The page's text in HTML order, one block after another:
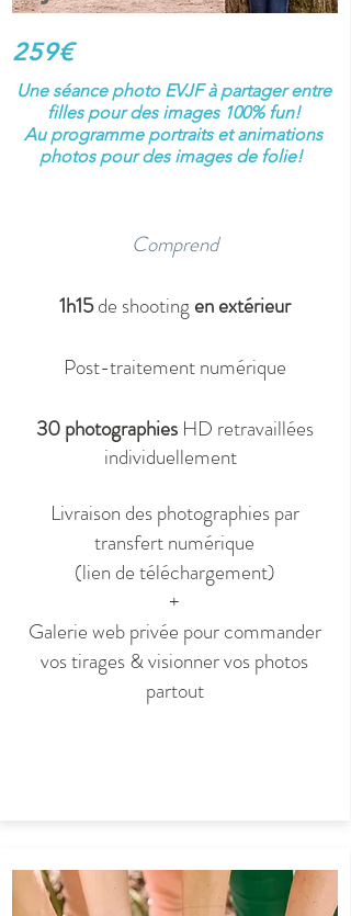
259€
Une séance photo EVJF à partager entre
filles pour des images 100% fun!
Au programme portraits et animations
photos pour des images de folie!
Comprend
1h15de shooting en extérieur
Post-traitement numérique
30 photographiesHD retravaillées
individuellement
Livraison des photographies par
transfert numérique
(lien de téléchargement)
+
Galerie web privée pour commander
vos tirages & visionner vos photos
partout